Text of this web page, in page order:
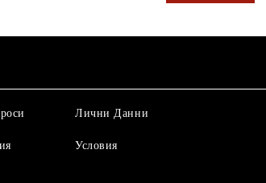
Лични Данни
Условия